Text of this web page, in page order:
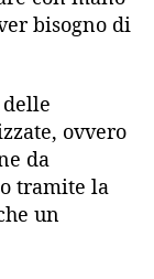
bisogno di
ovvero
da
tramite la
un